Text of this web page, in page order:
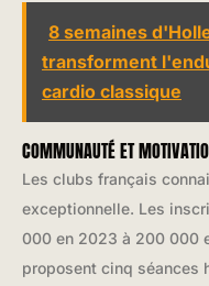
8 semaines
transforment
cardio classique
COMMUNAUTÉ ET
Les clubs français
exceptionnelle. Les
000 en 2023 à 200 000
proposent cinq séances